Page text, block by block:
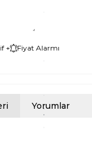
+ Fiyat Alarmı
Yorumlar
a
o
a
y
o